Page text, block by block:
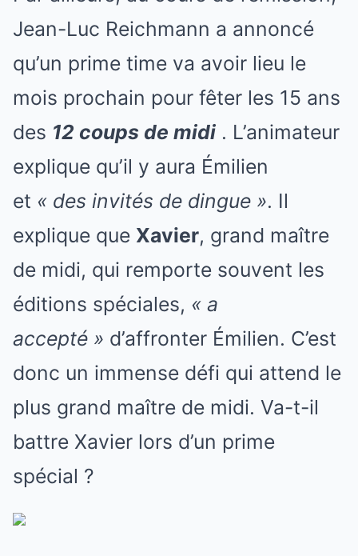
Jean-Luc Reichmann a annoncé
qu’un prime time va avoir lieu le
mois prochain pour fêter les 15 ans
des 12 coups de midi . L’animateur
explique qu’il y aura Émilien
et « des invités de dingue ». Il
explique que Xavier, grand maître
de midi, qui remporte souvent les
éditions spéciales, « a
accepté » d’affronter Émilien. C’est
donc un immense défi qui attend le
plus grand maître de midi. Va-t-il
battre Xavier lors d’un prime
spécial ?